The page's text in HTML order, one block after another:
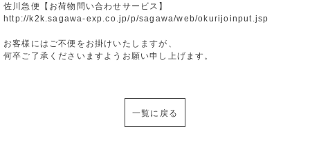
佐川急便【お荷物問い合わせサービス】
http://k2k.sagawa-exp.co.jp/p/sagawa/web/okurijoinput.jsp
お客様にはご不便をお掛けいたしますが、
何卒ご了承くださいますようお願い申し上げます。
一覧に戻る